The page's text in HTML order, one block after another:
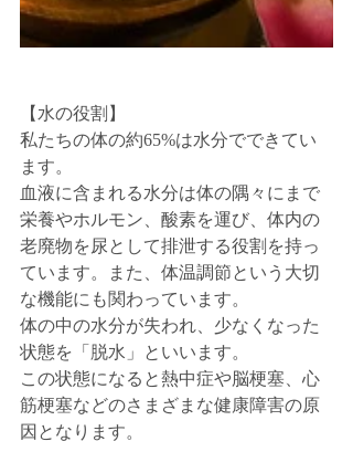
【水の役割】
私たちの体の約65%は水分でできてい
ます。
血液に含まれる水分は体の隅々にまで
栄養やホルモン、酸素を運び、体内の
老廃物を尿として排泄する役割を持っ
ています。また、体温調節という大切
な機能にも関わっています。
体の中の水分が失われ、少なくなった
状態を「脱水」といいます。
この状態になると熱中症や脳梗塞、心
筋梗塞などのさまざまな健康障害の原
因となります。